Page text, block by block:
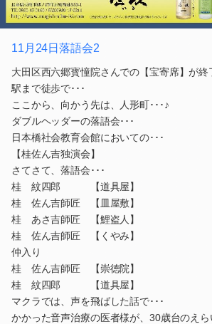
11月24日落語会2
大田区西六郷寳憧院さんでの【宝寄席】が
駅まで徒歩で･･･
ここから、向かう先は、人形町･･･♪
ダブルヘッダーの落語会･･･
日本橋社会教育会館においての･･･
【桂佐ん吉独演会】
さてさて、落語会･･･
桂 紋四郎 【道具屋】
桂 佐ん吉師匠 【皿屋敷】
桂 あさ吉師匠 【鯉盗人】
桂 佐ん吉師匠 【くやみ】
仲入り
桂 佐ん吉師匠 【崇徳院】
桂 紋四郎 【道具屋】
マクラでは、声を飛ばした話で･･･
かかった音声治療の医者様が、30歳台のえ